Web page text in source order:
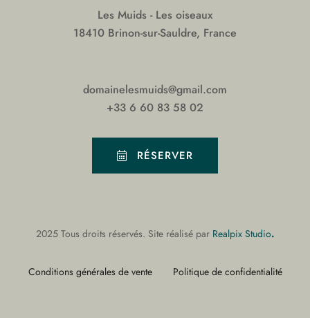
Les Muids - Les oiseaux
18410 Brinon-sur-Sauldre, France
domainelesmuids@gmail.com
+33 6 60 83 58 02
RÉSERVER
2025 Tous droits réservés. Site réalisé par Realpix Studio.
Conditions générales de vente Politique de confidentialité